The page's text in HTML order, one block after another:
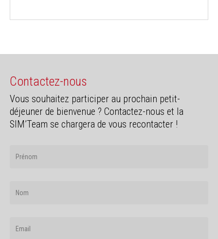
Contactez-nous
Vous souhaitez participer au prochain petit-
déjeuner de bienvenue ? Contactez-nous et la
SIM’Team se chargera de vous recontacter !